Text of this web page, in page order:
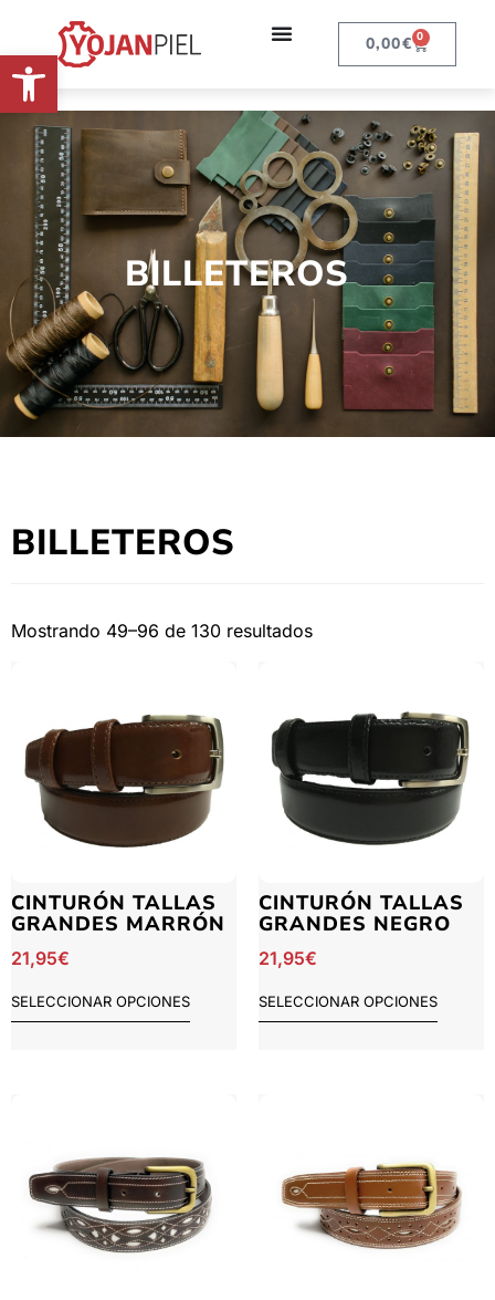
Abrir barra de herramientas 0,00€ 0
BILLETEROS
BILLETEROS
Mostrando 49–96 de 130 resultados
CINTURÓN TALLAS
GRANDES MARRÓN
21,95€
SELECCIONAR OPCIONES
CINTURÓN TALLAS
GRANDES NEGRO
21,95€
SELECCIONAR OPCIONES